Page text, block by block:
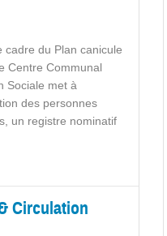
cadre du Plan canicule
Centre Communal
Sociale met à
des personnes
un registre nominatif
Circulation